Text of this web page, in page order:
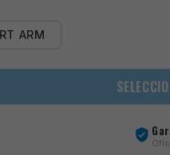
ARM